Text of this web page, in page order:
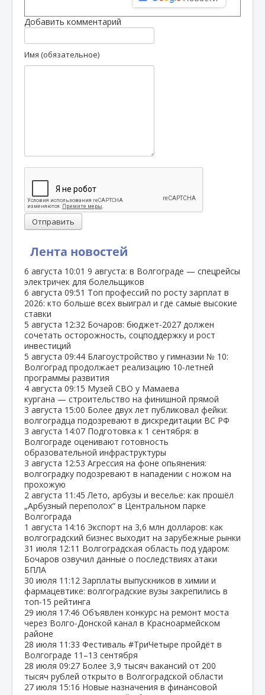
Лента новостей
6 августа 10:01 9 августа: в Волгограде — спецрейсы
электричек для болельщиков
6 августа 09:51 Топ профессий по росту зарплат в
2026: кто больше всех выиграл и где самые высокие
ставки
5 августа 12:32 Бочаров: бюджет‑2027 должен
сочетать осторожность, соцподдержку и рост
инвестиций
5 августа 09:44 Благоустройство у гимназии № 10:
Волгоград продолжает реализацию 10‑летней
программы развития
4 августа 09:15 Музей СВО у Мамаева
кургана — строительство на финишной прямой
3 августа 15:00 Более двух лет публиковал фейки:
волгоградца подозревают в дискредитации ВС РФ
3 августа 14:07 Подготовка к 1 сентября: в
Волгограде оценивают готовность
образовательной инфраструктуры
3 августа 12:53 Агрессия на фоне опьянения:
волгоградку подозревают в нападении с ножом на
прохожую
2 августа 11:45 Лето, арбузы и веселье: как прошёл
„Арбузный переполох“ в Центральном парке
Волгограда
1 августа 14:16 Экспорт на 3,6 млн долларов: как
волгоградский бизнес выходит на зарубежные рынки
31 июля 12:11 Волгоградская область под ударом:
Бочаров озвучил данные о последствиях атаки
БПЛА
30 июля 11:12 Зарплаты выпускников в химии и
фармацевтике: волгоградские вузы закрепились в
топ‑15 рейтинга
29 июля 17:46 Объявлен конкурс на ремонт моста
через Волго‑Донской канал в Красноармейском
районе
28 июля 11:33 Фестиваль #ТриЧетыре пройдёт в
Волгограде 11–13 сентября
28 июля 09:27 Более 3,9 тысяч вакансий от 200
тысяч рублей открыто в Волгоградской области
27 июля 15:16 Новые назначения в финансовой
Добавить комментарий
Имя (обязательное)
Отправить